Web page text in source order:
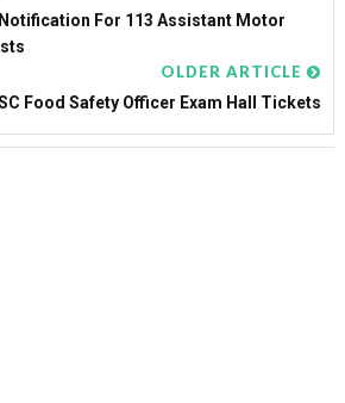
For 113 Assistant Motor
OLDER ARTICLE
Food Safety Officer Exam Hall Tickets